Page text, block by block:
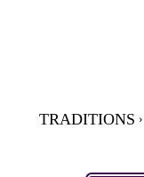
TRADITIONS